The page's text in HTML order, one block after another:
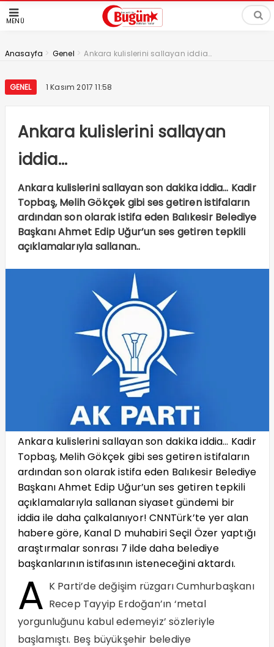
MENÜ
Anasayfa > Genel >Ankara kulislerini sallayan iddia…
GENEL 1 Kasım 2017 11:58
Ankara kulislerini sallayan
iddia…
Ankara kulislerini sallayan son dakika iddia… Kadir
Topbaş, Melih Gökçek gibi ses getiren istifaların
ardından son olarak istifa eden Balıkesir Belediye
Başkanı Ahmet Edip Uğur’un ses getiren tepkili
açıklamalarıyla sallanan..
Ankara kulislerini sallayan son dakika iddia… Kadir
Topbaş, Melih Gökçek gibi ses getiren istifaların
ardından son olarak istifa eden Balıkesir Belediye
Başkanı Ahmet Edip Uğur’un ses getiren tepkili
açıklamalarıyla sallanan siyaset gündemi bir
iddia ile daha çalkalanıyor! CNNTürk’te yer alan
habere göre, Kanal D muhabiri Seçil Özer yaptığı
araştırmalar sonrası 7 ilde daha belediye
başkanlarının istifasının isteneceğini aktardı.
A K Parti’de değişim rüzgarı Cumhurbaşkanı
Recep Tayyip Erdoğan’ın ‘metal
yorgunluğunu kabul edemeyiz’ sözleriyle
başlamıştı. Beş büyükşehir belediye